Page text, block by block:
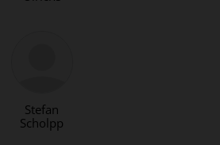
Stefan
Scholpp